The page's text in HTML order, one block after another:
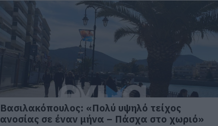
Βασιλακόπουλος: «Πολύ υψηλό τείχος
ανοσίας σε έναν μήνα – Πάσχα στο χωριό»